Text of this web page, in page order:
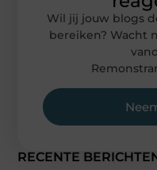
RECENTE
Wil jij jouw blogs
bereiken? Wacht